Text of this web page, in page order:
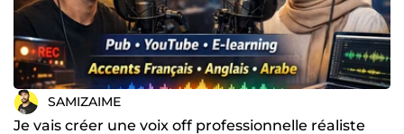
SAMIZAIME
Je vais créer une voix off professionnelle réaliste